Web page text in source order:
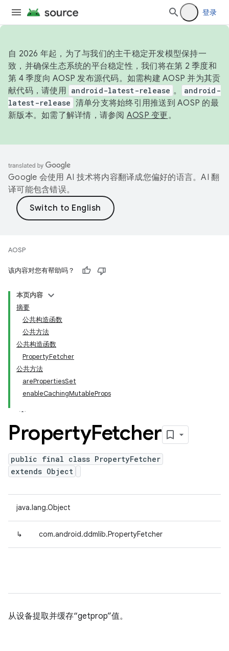
登录
自 2026 年起，为了与我们的主干稳定开发模型保持一
致，并确保生态系统的平台稳定性，我们将在第 2 季度和
第 4 季度向 AOSP 发布源代码。如需构建 AOSP 并为其贡
献代码，请使用 android-latest-release 。
android-
latest-release 清单分支将始终引用推送到 AOSP 的最
新版本。如需了解详情，请参阅 AOSP 变更。
Google 会使用 AI 技术将内容翻译成您偏好的语言。AI 翻
译可能包含错误。
AOSP
该内容对您有帮助吗？
本页内容
摘要
公共构造函数
公共方法
公共构造函数
PropertyFetcher
公共方法
arePropertiesSet
enableCachingMutableProps
PropertyFetcher
public final class PropertyFetcher
extends Object
java.lang.Object
↳ com.android.ddmlib.PropertyFetcher
从设备提取并缓存“getprop”值。